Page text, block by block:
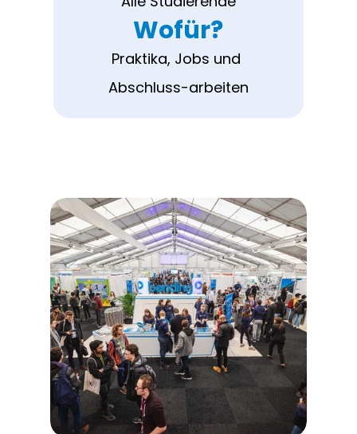
Wofür?
Praktika, Jobs und
Abschluss-arbeiten